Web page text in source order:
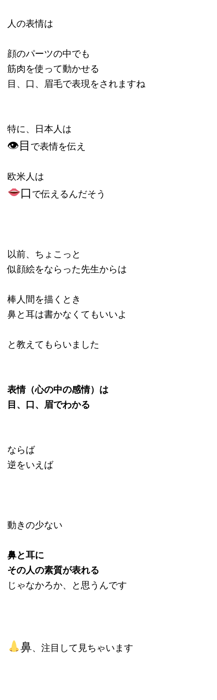
人の表情は
顔のパーツの中でも
筋肉を使って動かせる
目、口、眉毛で表現をされますね
特に、日本人は
👁目で表情を伝え
欧米人は
口で伝えるんだそう
以前、ちょこっと
似顔絵をならった先生からは
棒人間を描くとき
鼻と耳は書かなくてもいいよ
と教えてもらいました
表情（心の中の感情）は
目、口、眉でわかる
ならば
逆をいえば
動きの少ない
鼻と耳に
その人の素質が表れる
じゃなかろか、と思うんです
鼻、注目して見ちゃいます